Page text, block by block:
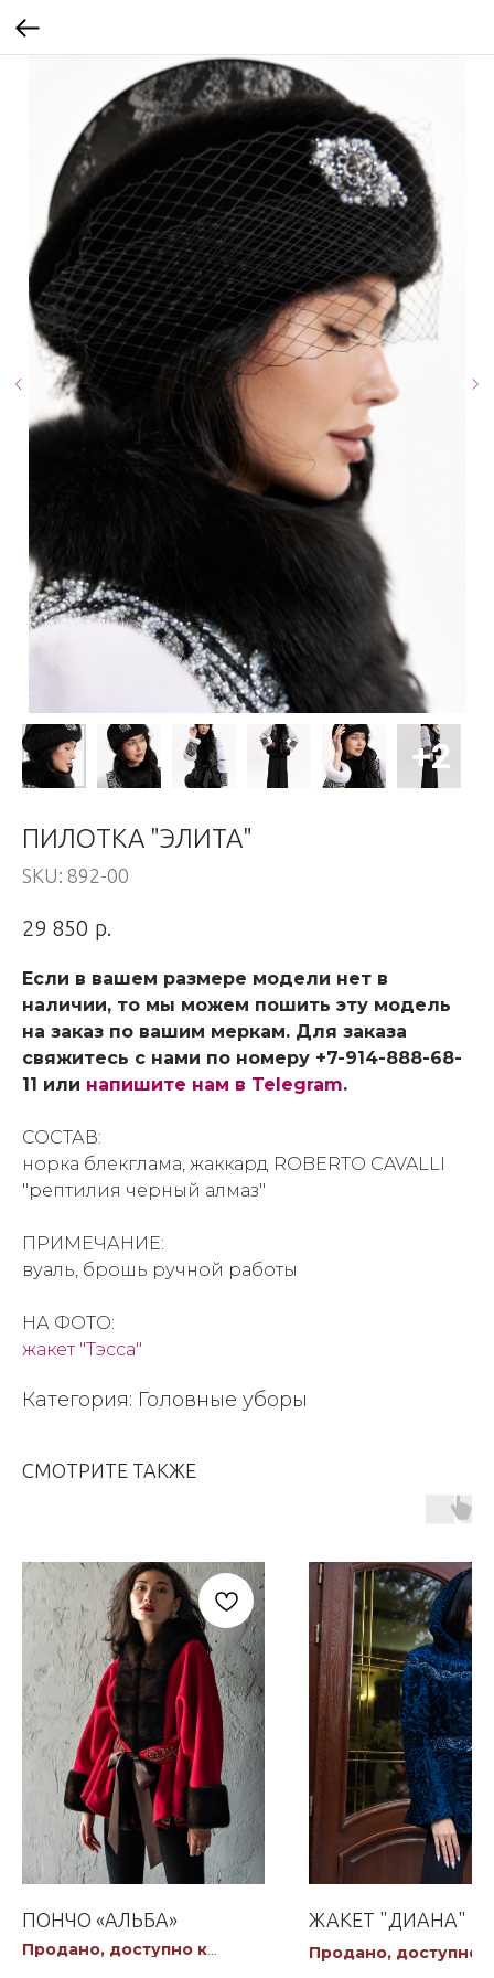
ПИЛОТКА "ЭЛИТА"
SKU: 892-00
29 850 р.
Если в вашем размере модели нет в
наличии, то мы можем пошить эту модель
на заказ по вашим меркам. Для заказа
свяжитесь с нами по номеру +7-914-888-68-
11 или напишите нам в Telegram.
СОСТАВ:
норка блекглама, жаккард ROBERTO CAVALLI
"рептилия черный алмаз"
ПРИМЕЧАНИЕ:
вуаль, брошь ручной работы
НА ФОТО:
жакет "Тэсса"
Категория: Головные уборы
СМОТРИТЕ ТАКЖЕ
ПОНЧО «АЛЬБА»
Продано, доступно к
ЖАКЕТ "ДИАНА"
Продано, доступно к